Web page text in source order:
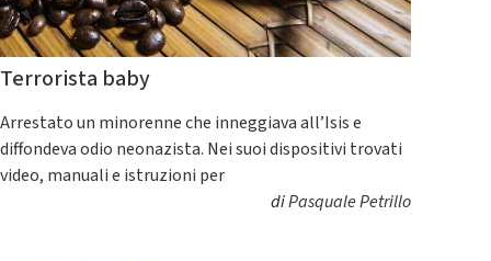
Terrorista baby
Arrestato un minorenne che inneggiava all’Isis e
diffondeva odio neonazista. Nei suoi dispositivi trovati
video, manuali e istruzioni per
diPasquale Petrillo